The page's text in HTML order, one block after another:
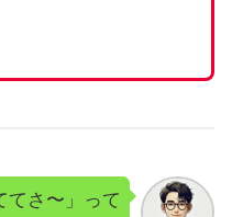
てさ〜」って